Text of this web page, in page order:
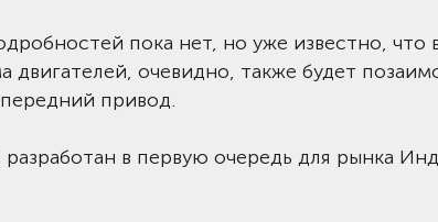
пока нет, но уже известно, что
двигателей, очевидно, также будет
привод.
разработан в первую очередь для рынка